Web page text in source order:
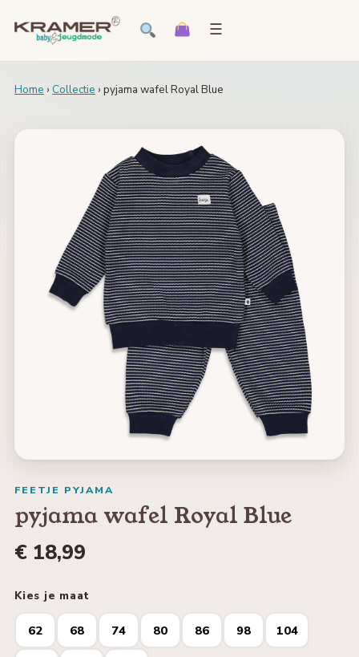
☰
Home › Collectie › pyjama wafel Royal Blue
FEETJE PYJAMA
pyjama wafel Royal Blue
€ 18,99
Kies je maat
62 68 74 80 86 98 104